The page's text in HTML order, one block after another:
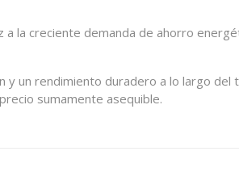
la creciente demanda de ahorro
un rendimiento duradero a lo largo del
sumamente asequible.